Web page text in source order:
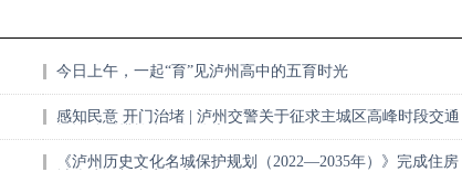
今日上午，一起“育”见泸州高中的五育时光
感知民意 开门治堵 | 泸州交警关于征求主城区高峰时段交通
《泸州历史文化名城保护规划（2022—2035年）》完成住房